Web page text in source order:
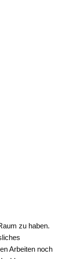
zu haben.
Arbeiten noch